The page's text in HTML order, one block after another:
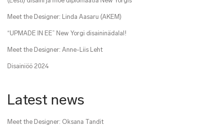
Meet the Designer: Linda Aasaru (AKEM)
“UPMADE IN EE” New Yorgi disaininädalal!
Meet the Designer: Anne-Liis Leht
Disainiöö 2024
Latest news
Meet the Designer: Oksana Tandit